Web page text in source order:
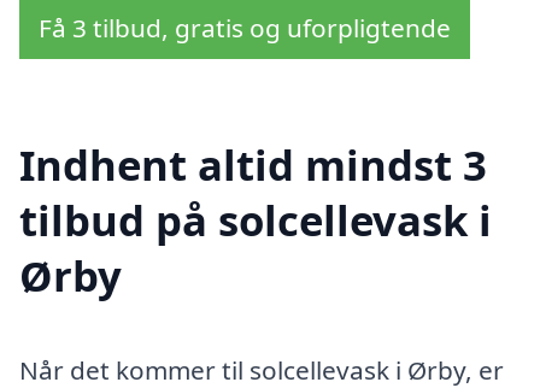
Få 3 tilbud, gratis og uforpligtende
Indhent altid mindst 3
tilbud på solcellevask i
Ørby
Når det kommer til solcellevask i Ørby, er